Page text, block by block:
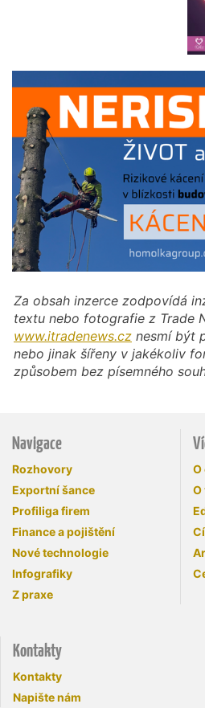
Za obsah inzerce zodpovídá
textu nebo fotografie z Trade
www.itradenews.cz nesmí být
nebo jinak šířeny v jakékoliv
způsobem bez písemného
Navigace
Rozhovory
Exportní šance
Profiliga firem
Finance a pojištění
Nové technologie
Infografiky
Z praxe
O
O
Kontakty
Kontakty
Napište nám